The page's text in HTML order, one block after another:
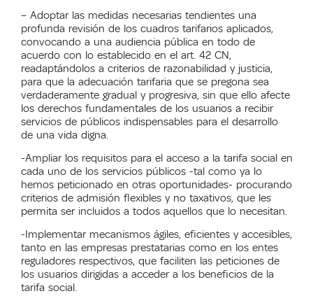
– Adoptar las medidas necesarias tendientes una
profunda revisión de los cuadros tarifarios aplicados,
convocando a una audiencia pública en todo de
acuerdo con lo establecido en el art. 42 CN,
readaptándolos a criterios de razonabilidad y justicia,
para que la adecuación tarifaria que se pregona sea
verdaderamente gradual y progresiva, sin que ello afecte
los derechos fundamentales de los usuarios a recibir
servicios de públicos indispensables para el desarrollo
de una vida digna.
-Ampliar los requisitos para el acceso a la tarifa social en
cada uno de los servicios públicos -tal como ya lo
hemos peticionado en otras oportunidades- procurando
criterios de admisión flexibles y no taxativos, que les
permita ser incluidos a todos aquellos que lo necesitan.
-Implementar mecanismos ágiles, eficientes y accesibles,
tanto en las empresas prestatarias como en los entes
reguladores respectivos, que faciliten las peticiones de
los usuarios dirigidas a acceder a los beneficios de la
tarifa social.